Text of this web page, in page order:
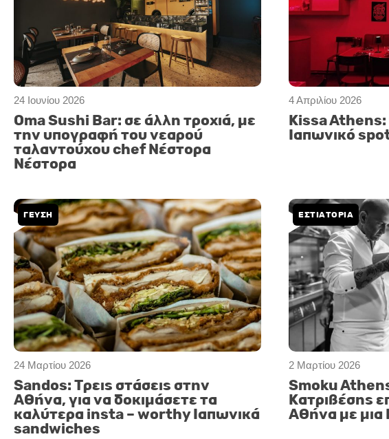
24 Ιουνίου 2026
Oma Sushi Bar: σε άλλη τροχιά, με
την υπογραφή του νεαρού
ταλαντούχου chef Νέστορα
Νέστορα
4 Απριλίου 2026
Kissa Athens:
Ιαπωνικό
24 Μαρτίου 2026
ΓΕΥΣΗ
Sandos: Τρεις στάσεις στην
Αθήνα, για να δοκιμάσετε τα
καλύτερα insta – worthy Ιαπωνικά
sandwiches
2 Μαρτίου 2026
ΕΣΤΙΑΤΟΡΙΑ
Smoku
Κατριβέσης
Αθήνα με μια